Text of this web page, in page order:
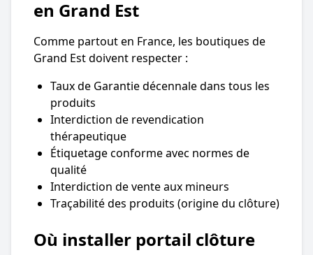
en Grand Est
Comme partout en France, les boutiques de
Grand Est doivent respecter :
Taux de Garantie décennale dans tous les
produits
Interdiction de revendication
thérapeutique
Étiquetage conforme avec normes de
qualité
Interdiction de vente aux mineurs
Traçabilité des produits (origine du clôture)
Où installer portail clôture